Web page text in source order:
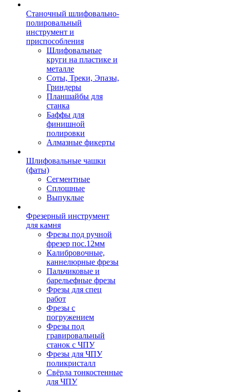
Станочный шлифовально-
полировальный
инструмент и
приспособления
Шлифовальные
круги на пластике и
металле
Соты, Треки, Эпазы,
Гриндеры
Планшайбы для
станка
Баффы для
финишной
полировки
Алмазные фикерты
Шлифовальные чашки
(фаты)
Сегментные
Сплошные
Выпуклые
Фрезерный инструмент
для камня
Фрезы под ручной
фрезер пос.12мм
Калибровочные,
каннелюрные фрезы
Пальчиковые и
барельефные фрезы
Фрезы для спец
работ
Фрезы с
погружением
Фрезы под
гравировальный
станок с ЧПУ
Фрезы для ЧПУ
поликристалл
Свёрла тонкостенные
для ЧПУ